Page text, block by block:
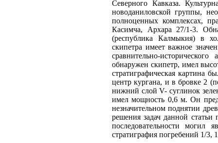
Северного Кавказа.
новоданиловской группы,
полноценных комплексах,
Касимча, Архара 27/1-3.
(республика Калмыкия) в
скипетра имеет важное
сравнительно-
обнаружен скипетр, имел
стратиграфическая картина
центр кургана, и в бровке 2
нижний слой V- суглинок
имел мощность 0,6 м. Он
незначительном поднятии
решения задач данной статьи
последовательности
стратиграфия погребений 1/3,